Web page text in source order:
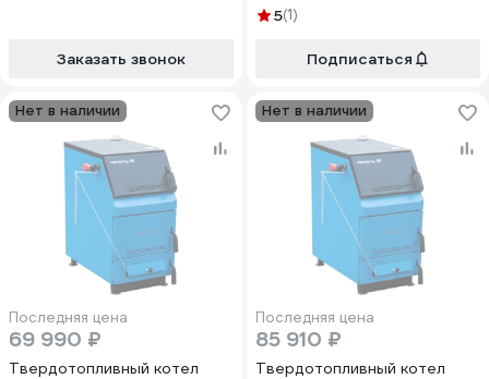
Заказать звонок
201612
5(1)
Подписаться
Нет в наличии
Последняя цена
69 990 ₽
Твердотопливный котел
Нет в наличии
Последняя цена
85 910 ₽
Твердотопливный котел